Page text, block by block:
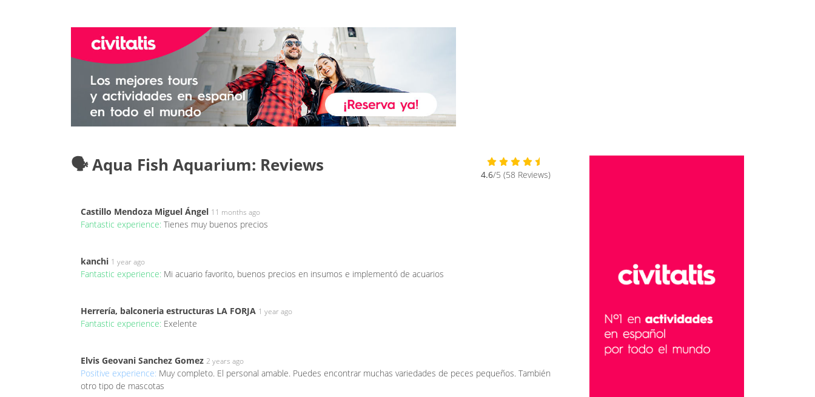
🗣️ Aqua Fish Aquarium: Reviews 4.6/5 (58 Reviews)
Castillo Mendoza Miguel Ángel 11 months ago
Fantastic experience: Tienes muy buenos precios
kanchi 1 year ago
Fantastic experience: Mi acuario favorito, buenos precios en insumos e implementó de acuarios
Herrería, balconeria estructuras LA FORJA 1 year ago
Fantastic experience: Exelente
Elvis Geovani Sanchez Gomez 2 years ago
Positive experience: Muy completo. El personal amable. Puedes encontrar muchas variedades de peces pequeños. También
otro tipo de mascotas